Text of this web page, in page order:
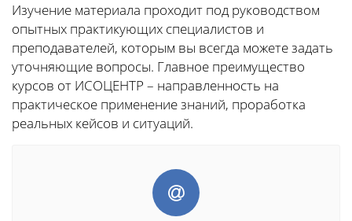
Изучение материала проходит под руководством
опытных практикующих специалистов и
преподавателей, которым вы всегда можете задать
уточняющие вопросы. Главное преимущество
курсов от ИСОЦЕНТР – направленность на
практическое применение знаний, проработка
реальных кейсов и ситуаций.